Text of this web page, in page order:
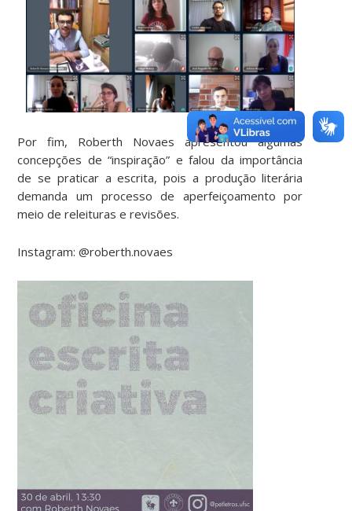
Por fim, Roberth Novaes apresentou algumas
concepções de “inspiração” e falou da importância
de se praticar a escrita, pois a produção literária
demanda um processo de aperfeiçoamento por
meio de releituras e revisões.
Instagram: @roberth.novaes